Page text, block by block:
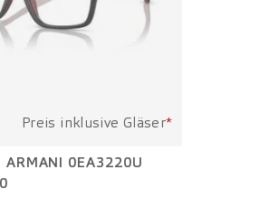
Preis inklusive Gläser*
ARMANI 0EA3220U